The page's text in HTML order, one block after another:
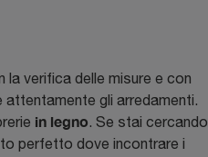
verifica delle misure e con
gli arredamenti.
in legno . Se stai cercando
perfetto dove incontrare i